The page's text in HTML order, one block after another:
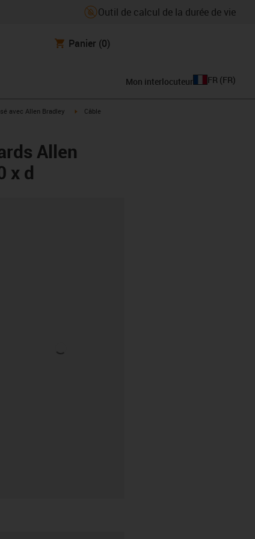
Outil de calcul de la durée de vie
Panier (0)
Mon interlocuteur FR (FR)
rightavec Allen Bradley igus-icon-arrow-right
Câble
Allen
x d